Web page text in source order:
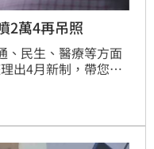
2萬4再吊照
、民生、醫療等方面
出4月新制，帶您一